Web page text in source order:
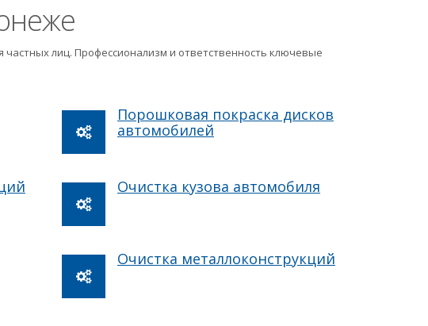
частных лиц. Профессионализм и ответственность ключевые
Порошковая покраска дисков
автомобилей
Очистка кузова автомобиля
Очистка металлоконструкций